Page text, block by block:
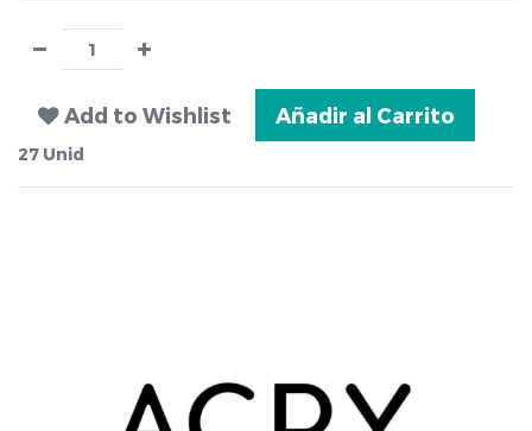
Add to Wishlist Añadir al Carrito
27 Unid